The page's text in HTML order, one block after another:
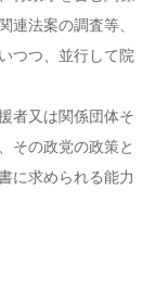
連法案の調査等、
つつ、並行して院
者又は関係団体そ
その政党の政策と
に求められる能力